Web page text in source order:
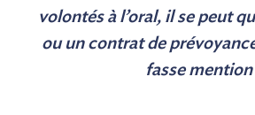
volontés à l’oral, il se peut
ou un contrat de
fasse mention